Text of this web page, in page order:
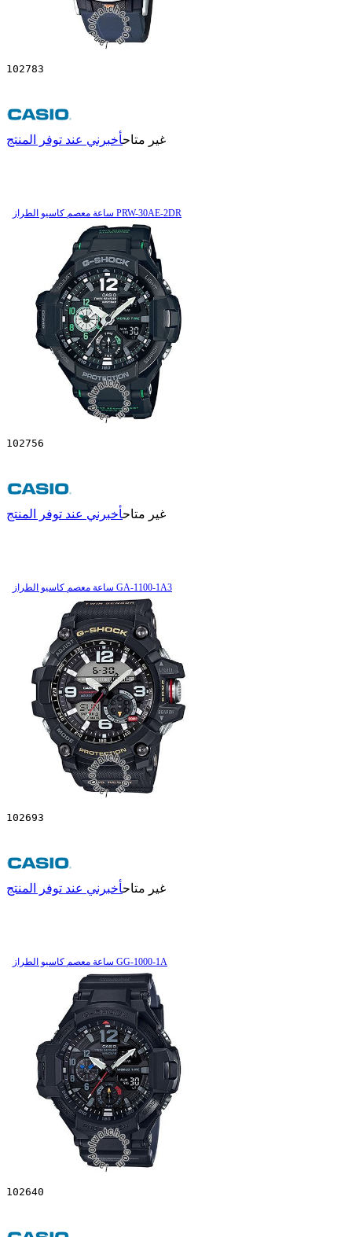
102783
غير متاحأخبرني عند توفر المنتج
ساعة معصم کاسیو الطراز PRW-30AE-2DR
102756
غير متاحأخبرني عند توفر المنتج
ساعة معصم کاسیو الطراز GA-1100-1A3
102693
غير متاحأخبرني عند توفر المنتج
ساعة معصم کاسیو الطراز GG-1000-1A
102640